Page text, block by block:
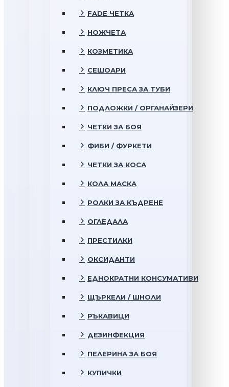
FADE ЧЕТКА
НОЖЧЕТА
КОЗМЕТИКА
СЕШОАРИ
КЛЮЧ ПРЕСА ЗА ТУБИ
ПОДЛОЖКИ / ОРГАНАЙЗЕРИ
ЧЕТКИ ЗА БОЯ
ФИБИ / ФУРКЕТИ
ЧЕТКИ ЗА КОСА
КОЛА МАСКА
РОЛКИ ЗА КЪДРЕНЕ
ОГЛЕДАЛА
ПРЕСТИЛКИ
ОКСИДАНТИ
ЕДНОКРАТНИ КОНСУМАТИВИ
ЩЪРКЕЛИ / ШНОЛИ
РЪКАВИЦИ
ДЕЗИНФЕКЦИЯ
ПЕЛЕРИНА ЗА БОЯ
КУПИЧКИ